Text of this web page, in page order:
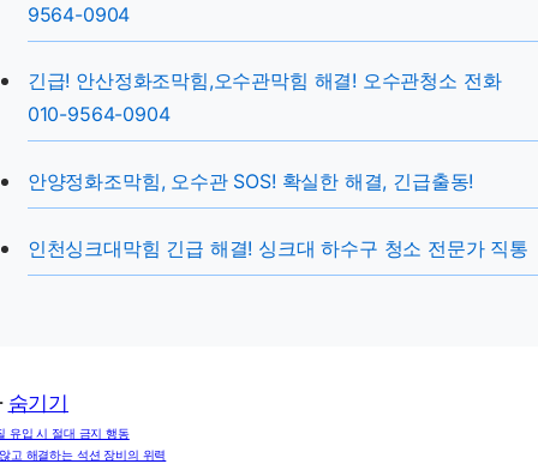
9564-0904
긴급! 안산정화조막힘,오수관막힘 해결! 오수관청소 전화
010-9564-0904
안양정화조막힘, 오수관 SOS! 확실한 해결, 긴급출동!
인천싱크대막힘 긴급 해결! 싱크대 하수구 청소 전문가 직통
숨기기
유입 시 절대 금지 행동
고 해결하는 석션 장비의 위력